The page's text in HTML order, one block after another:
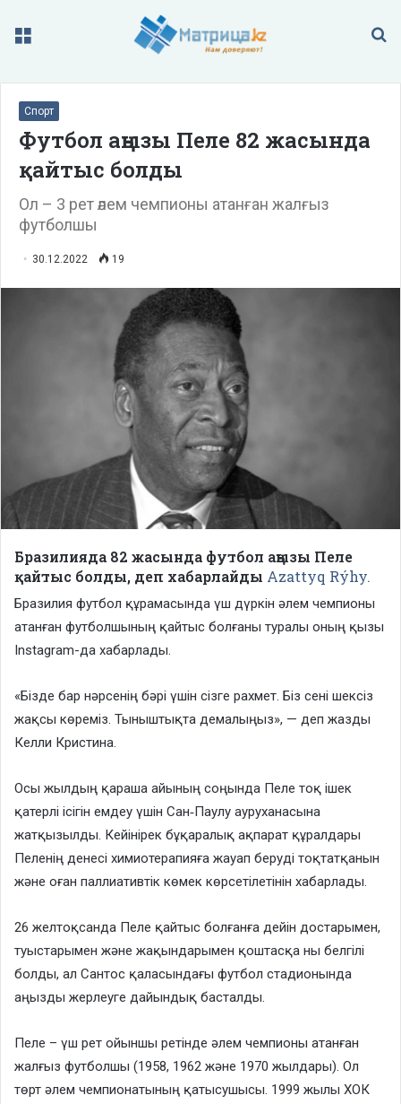
Меню
Спорт
Футбол аңызы Пеле 82 жасында
қайтыс болды
Ол – 3 рет әлем чемпионы атанған жалғыз
футболшы
30.12.2022 19
Бразилияда 82 жасында футбол аңызы Пеле
қайтыс болды, деп хабарлайды Azattyq Rýhy.
Бразилия футбол құрамасында үш дүркін әлем чемпионы
атанған футболшының қайтыс болғаны туралы оның қызы
Instagram-да хабарлады.
«Бізде бар нәрсенің бәрі үшін сізге рахмет. Біз сені шексіз
жақсы көреміз. Тыныштықта демалыңыз», — деп жазды
Келли Кристина.
Осы жылдың қараша айының соңында Пеле тоқ ішек
қатерлі ісігін емдеу үшін Сан‑Паулу ауруханасына
жатқызылды. Кейінірек бұқаралық ақпарат құралдары
Пеленің денесі химиотерапияға жауап беруді тоқтатқанын
және оған паллиативтік көмек көрсетілетінін хабарлады.
26 желтоқсанда Пеле қайтыс болғанға дейін достарымен,
туыстарымен және жақындарымен қоштасқа ны белгілі
болды, ал Сантос қаласындағы футбол стадионында
аңызды жерлеуге дайындық басталды.
Пеле – үш рет ойыншы ретінде әлем чемпионы атанған
жалғыз футболшы (1958, 1962 және 1970 жылдары). Ол
төрт әлем чемпионатының қатысушысы. 1999 жылы ХОК